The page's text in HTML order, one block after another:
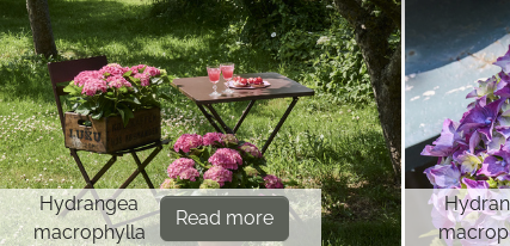
Hydrangea
macrophylla
Read more